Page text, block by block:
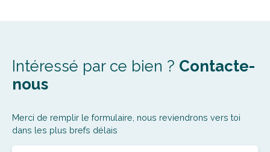
Intéressé par ce bien ? Contacte-
nous
Merci de remplir le formulaire, nous reviendrons vers toi
dans les plus brefs délais